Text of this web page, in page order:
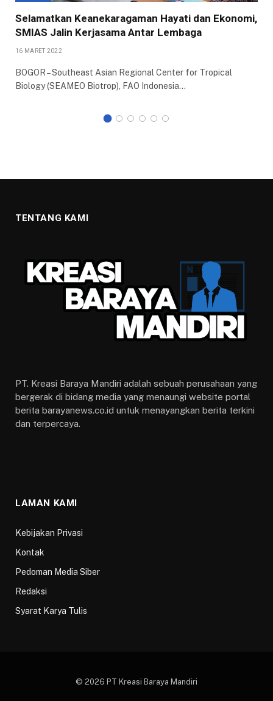
Selamatkan Keanekaragaman Hayati dan Ekonomi,
SMIAS Jalin Kerjasama Antar Lembaga
16 MARET 2022
BOGOR – Southeast Asian Regional Center for Tropical
Biology (SEAMEO Biotrop), FAO Indonesia…
TENTANG KAMI
PT. Kreasi Baraya Mandiri adalah sebuah perusahaan yang
bergerak di bidang media yang menaungi website portal
berita barayanews.co.id untuk menayangkan berita terkini
dan terpercaya.
LAMAN KAMI
Kebijakan Privasi
Kontak
Pedoman Media Siber
Redaksi
Syarat Karya Tulis
© 2026 PT Kreasi Baraya Mandiri